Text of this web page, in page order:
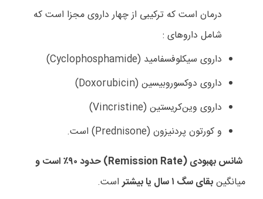
درمان است که ترکیبی از چهار داروی مجزا است که
شامل داروهای :
داروی سیکلوفسفامید (Cyclophosphamide
)
داروی دوکسوروبیسین (Doxorubicin
)
داروی وین‌کریستین (Vincristine
)
و کورتون پردنیزون (Prednisone) است.
شانس بهبودی (Remission Rate) حدود ۹۰٪ است و
میانگینبقای سگ ۱ سال یا بیشتر است.